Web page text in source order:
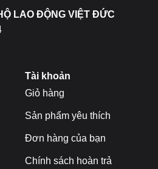
LAO ĐỘNG VIỆT ĐỨC
Tài khoản
Giỏ hàng
Sản phẩm yêu thích
Đơn hàng của bạn
Chính sách hoàn trả